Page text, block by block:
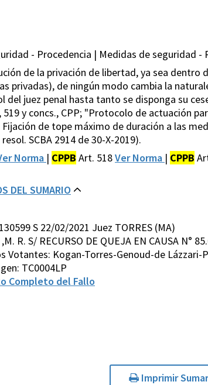
- Procedencia | Medidas de seguridad -
de la privación de libertad, ya sea
privadas), de ningún modo cambia la
del juez penal hasta tanto se disponga su
519 y concs., CPP; "Protocolo de actuación
Fijación de tope máximo de duración a las
SCBA 2914 de 30-X-2019).
Norma | CPPB Art. 518Ver Norma | CPPB
DEL SUMARIO
S 22/02/2021 Juez TORRES (MA)
R. S/ RECURSO DE QUEJA EN CAUSA N°
Votantes: Kogan-Torres-Genoud-de Lázzari-
TC0004LP
Completo del Fallo
Imprimir